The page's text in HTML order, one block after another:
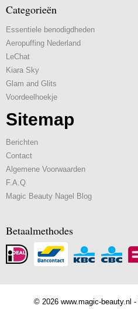
Categorieën
Essentiele benodigdheden
Aeropuffing Nederland
LeChat
Kiara Sky
Glam and Glits
Voordeelhoekje
Sitemap
Berichten
Contact
Algemene Voorwaarden
F.A.Q
Magic Beauty Nagel Blog
Betaalmethodes
© 2026 www.magic-beauty.nl